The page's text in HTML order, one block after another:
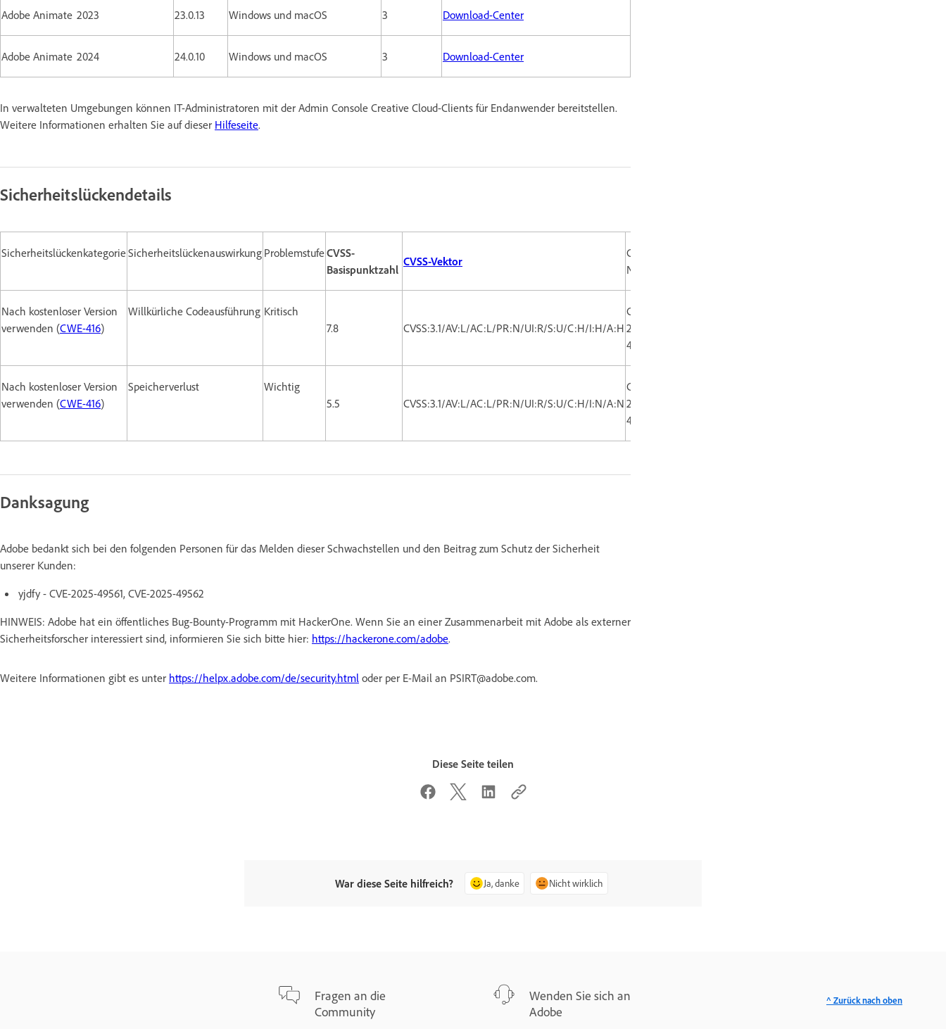
Adobe Animate 2023 23.0.13 Windows und macOS 3 Download-Center
Adobe Animate 2024 24.0.10 Windows und macOS 3 Download-Center
In verwalteten Umgebungen können IT-Administratoren mit der Admin Console Creative Cloud-Clients für Endanwender bereitstellen.
Weitere Informationen erhalten Sie auf dieser Hilfeseite.
Sicherheitslückendetails
SicherheitslückenkategorieSicherheitslückenauswirkung ProblemstufeCVSS-
Basispunktzahl
CVSS-Vektor
CVE-
Nummern
Nach kostenloser Version
verwenden (CWE-416)
Willkürliche Codeausführung Kritisch
7.8
CVSS:3.1/AV:L/AC:L/PR:N/UI:R/S:U/C:H/I:H/A:H
CVE-
2025-
49561
Nach kostenloser Version
verwenden (CWE-416)
Speicherverlust
Wichtig
5.5
CVSS:3.1/AV:L/AC:L/PR:N/UI:R/S:U/C:H/I:N/A:N
CVE-
2025-
49562
Danksagung
Adobe bedankt sich bei den folgenden Personen für das Melden dieser Schwachstellen und den Beitrag zum Schutz der Sicherheit
unserer Kunden:
yjdfy - CVE-2025-49561, CVE-2025-49562
HINWEIS: Adobe hat ein öffentliches Bug-Bounty-Programm mit HackerOne. Wenn Sie an einer Zusammenarbeit mit Adobe als externer
Sicherheitsforscher interessiert sind, informieren Sie sich bitte hier: https://hackerone.com/adobe.
Weitere Informationen gibt es unter https://helpx.adobe.com/de/security.html oder per E-Mail an PSIRT@adobe.com.
Diese Seite teilen
War diese Seite hilfreich? Ja, danke Nicht wirklich
Fragen an die
Community
Wenden Sie sich an
Adobe
^ Zurück nach oben